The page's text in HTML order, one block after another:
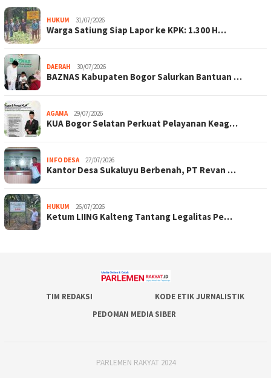
HUKUM 31/07/2026
Warga Satiung Siap Lapor ke KPK: 1.300 H…
DAERAH 30/07/2026
BAZNAS Kabupaten Bogor Salurkan Bantuan …
AGAMA 29/07/2026
KUA Bogor Selatan Perkuat Pelayanan Keag…
INFO DESA 27/07/2026
Kantor Desa Sukaluyu Berbenah, PT Revan …
HUKUM 26/07/2026
Ketum LIING Kalteng Tantang Legalitas Pe…
TIM REDAKSI
KODE ETIK JURNALISTIK
PEDOMAN MEDIA SIBER
PARLEMEN RAKYAT 2024